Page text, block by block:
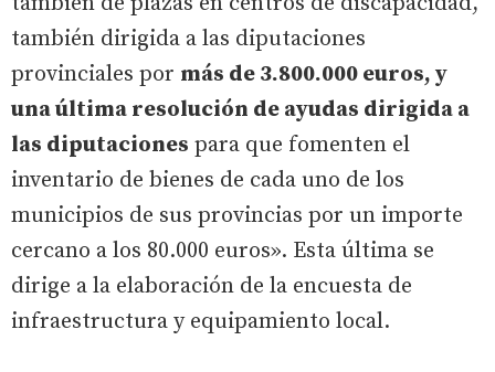
también dirigida a las diputaciones
provinciales por más de 3.800.000 euros, y
una última resolución de ayudas dirigida a
las diputaciones para que fomenten el
inventario de bienes de cada uno de los
municipios de sus provincias por un importe
cercano a los 80.000 euros». Esta última se
dirige a la elaboración de la encuesta de
infraestructura y equipamiento local.